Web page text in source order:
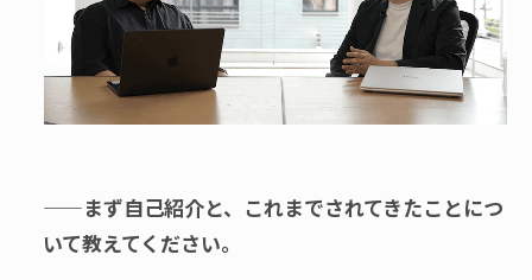
——まず自己紹介と、これまでされてきたことにつ
いて教えてください。